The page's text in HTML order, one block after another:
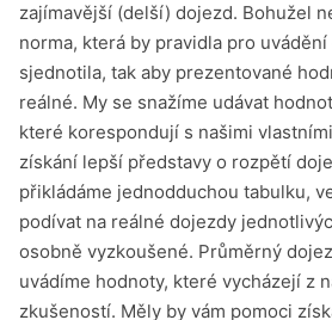
zajímavější (delší) dojezd. Bohužel
norma, která by pravidla pro
sjednotila, tak aby prezentované
reálné. My se snažíme udávat
které korespondují s našimi
získání lepší představy o rozpětí
přikládáme jednodduchou tabulku,
podívat na reálné dojezdy
osobně vyzkoušené. Průměrný
uvádíme hodnoty, které vycházejí z
zkušeností. Měly by vám pomoci